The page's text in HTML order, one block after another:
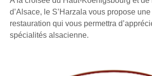
d’Alsace, le S’Harzala vous propose
restauration qui vous permettra
spécialités alsacienne.